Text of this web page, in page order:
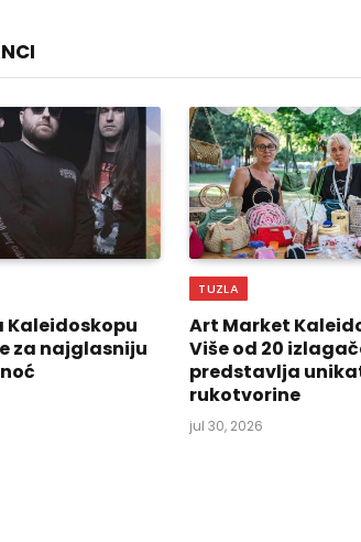
Kaleidoskopu
za najglasniju
TUZLA
Art Market
Više od 20
predstavlja
rukotvorine
jul 30, 2026